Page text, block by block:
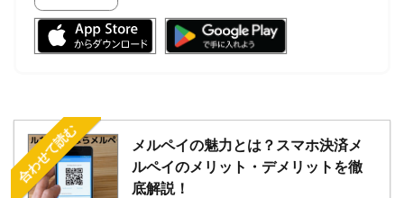
合わせて読む
メルペイの魅力とは？スマホ決済メ
ルペイのメリット・デメリットを徹
底解説！